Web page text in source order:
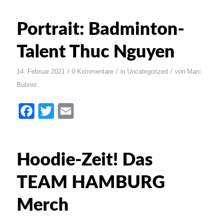
Portrait: Badminton-
Talent Thuc Nguyen
14. Februar 2021 / 0 Kommentare / in Uncategorized / von Marc
Bubner
Facebook
Twitter
Hoodie-Zeit! Das
TEAM HAMBURG
Merch